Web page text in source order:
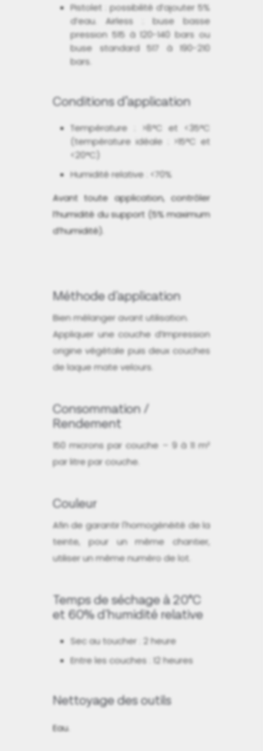
Pistolet : possibilité d’ajouter 5%
d’eau. Airless : buse basse
pression 515 à 120-140 bars ou
buse standard 517 à 190-210
bars.
Conditions d’application
Température : >8°C et <35°C
(température idéale : >15°C et
<20°C)
Humidité relative : <70%
Avant toute application, contrôler
l’humidité du support (5% maximum
d’humidité).
Méthode d'application
Bien mélanger avant utilisation.
Appliquer une couche d’Impression
origine végétale puis deux couches
de laque mate velours.
Consommation /
Rendement
150 microns par couche – 9 à 11 m²
par litre par couche.
Couleur
Afin de garantir l'homogénéité de la
teinte, pour un même chantier,
utiliser un même numéro de lot.
Temps de séchage à 20°C
et 60% d'humidité relative
Sec au toucher : 2 heure
Entre les couches : 12 heures
Nettoyage des outils
Eau.